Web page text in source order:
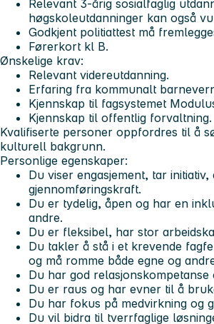
Relevant 3-årig sosialfaglig
høgskoleutdanninger kan også
Godkjent politiattest må
Førerkort kl B.
Ønskelige krav:
Relevant videreutdanning.
Erfaring fra kommunalt
Kjennskap til fagsystemet
Kjennskap til offentlig forvaltning.
Kvalifiserte personer oppfordres til å
kulturell bakgrunn.
Personlige egenskaper:
Du viser engasjement, tar
gjennomføringskraft.
Du er tydelig, åpen og har en
andre.
Du er fleksibel, har stor
Du takler å stå i et krevende
og må romme både egne og
Du har god
Du er raus og har evner til å
Du har fokus på medvirkning og
Du vil bidra til tverrfaglige